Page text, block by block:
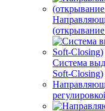
Система
Soft-Closing)